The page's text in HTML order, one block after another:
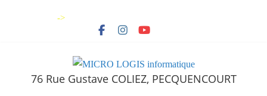
->
76 Rue Gustave COLIEZ, PECQUENCOURT